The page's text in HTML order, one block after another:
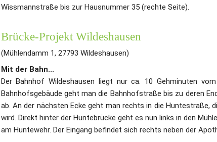
Wissmannstraße bis zur Hausnummer 35 (rechte Seite).
Brücke-Projekt Wildeshausen
(Mühlendamm 1, 27793 Wildeshausen)
Mit der Bahn...
Der Bahnhof Wildeshausen liegt nur ca. 10 Gehminuten
Bahnhofsgebäude geht man die Bahnhofstraße bis zu deren
ab. An der nächsten Ecke geht man rechts in die Huntestraße,
wird. Direkt hinter der Huntebrücke geht es nun links in den
am Huntewehr. Der Eingang befindet sich rechts neben der